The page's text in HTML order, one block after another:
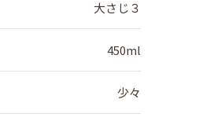
大さじ３
450ml
少々